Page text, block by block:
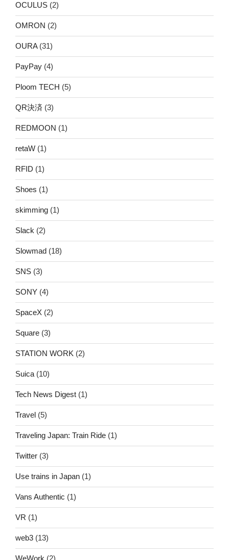
OCULUS (2)
OMRON (2)
OURA(31)
PayPay (4)
Ploom TECH (5)
QR決済 (3)
REDMOON (1)
retaW (1)
RFID (1)
Shoes (1)
skimming (1)
Slack (2)
Slowmad (18)
SNS (3)
SONY (4)
SpaceX (2)
Square (3)
STATION WORK (2)
Suica (10)
Tech News Digest (1)
Travel (5)
Traveling Japan: Train Ride (1)
Twitter (3)
Use trains in Japan (1)
Vans Authentic (1)
VR (1)
web3 (13)
WeWork (2)